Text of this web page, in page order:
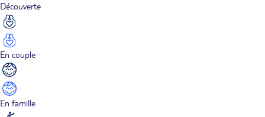
Découverte
En couple
En famille